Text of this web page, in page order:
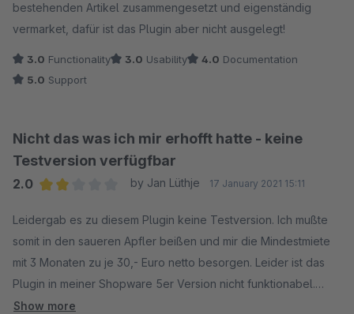
bestehenden Artikel zusammengesetzt und eigenständig
vermarket, dafür ist das Plugin aber nicht ausgelegt!
3.0 Functionality 3.0 Usability 4.0 Documentation
5.0 Support
Nicht das was ich mir erhofft hatte - keine
Testversion verfügfbar
2.0
by Jan Lüthje 17 January 2021 15:11
Leidergab es zu diesem Plugin keine Testversion. Ich mußte
somit in den saueren Apfler beißen und mir die Mindestmiete
mit 3 Monaten zu je 30,- Euro netto besorgen. Leider ist das
Plugin in meiner Shopware 5er Version nicht funktionabel.
Rabatte können nur Przentual vergeben werden und
Show more